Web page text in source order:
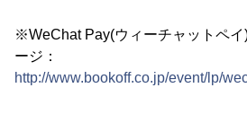
※WeChat Pay(ウィーチャットペ
ージ：
http://www.bookoff.co.jp/event/lp/